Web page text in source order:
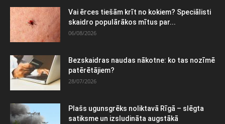
Vai ērces tiešām krīt no kokiem? Speciālisti
skaidro populārākos mītus par...
06/08/2026
Bezskaidras naudas nākotne: ko tas nozīmē
patērētājiem?
28/07/2026
Plašs ugunsgrēks noliktavā Rīgā – slēgta
satiksme un izsludināta augstākā